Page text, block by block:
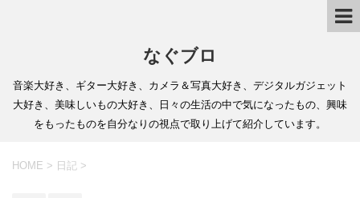
なぐブロ
音楽大好き、ギター大好き、カメラ＆写真大好き、デジタルガジェット
大好き、美味しいもの大好き、日々の生活の中で気になったもの、興味
をもったものを自分なりの視点で取り上げて紹介しています。
HOME > 日記 >